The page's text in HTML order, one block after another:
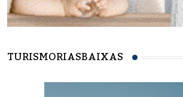
TURISMORIASBAIXAS